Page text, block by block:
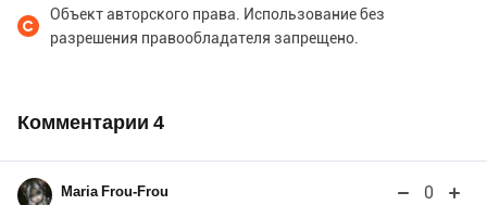
Объект авторского права. Использование без
разрешения правообладателя запрещено.
Комментарии 4
Maria Frou-Frou 0